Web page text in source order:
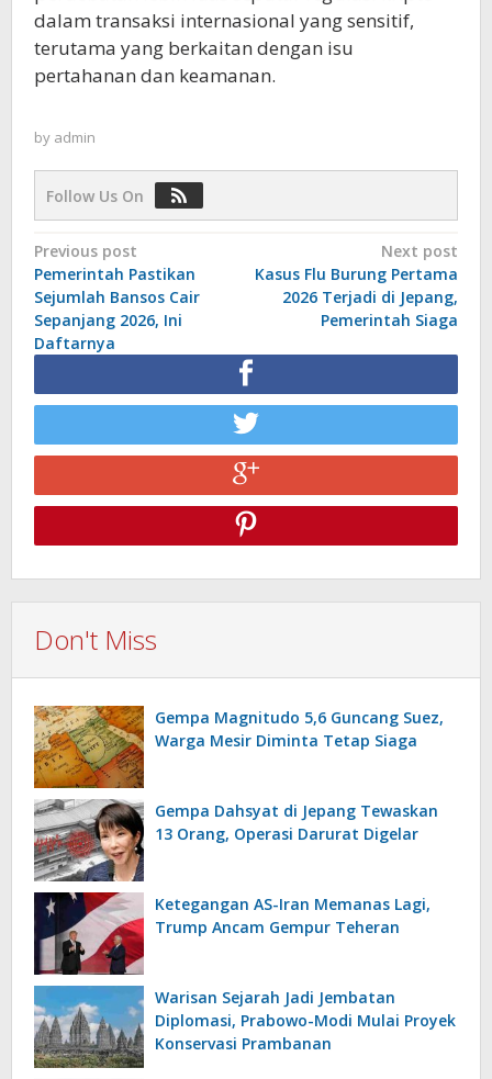
dalam transaksi internasional yang sensitif,
terutama yang berkaitan dengan isu
pertahanan dan keamanan.
by admin
Follow Us On
Post
navigation
Previous post
Pemerintah Pastikan
Sejumlah Bansos Cair
Sepanjang 2026, Ini
Daftarnya
Next post
Kasus Flu Burung Pertama
2026 Terjadi di Jepang,
Pemerintah Siaga
Don't Miss
Gempa Magnitudo 5,6 Guncang Suez,
Warga Mesir Diminta Tetap Siaga
Gempa Dahsyat di Jepang Tewaskan
13 Orang, Operasi Darurat Digelar
Ketegangan AS-Iran Memanas Lagi,
Trump Ancam Gempur Teheran
Warisan Sejarah Jadi Jembatan
Diplomasi, Prabowo-Modi Mulai Proyek
Konservasi Prambanan